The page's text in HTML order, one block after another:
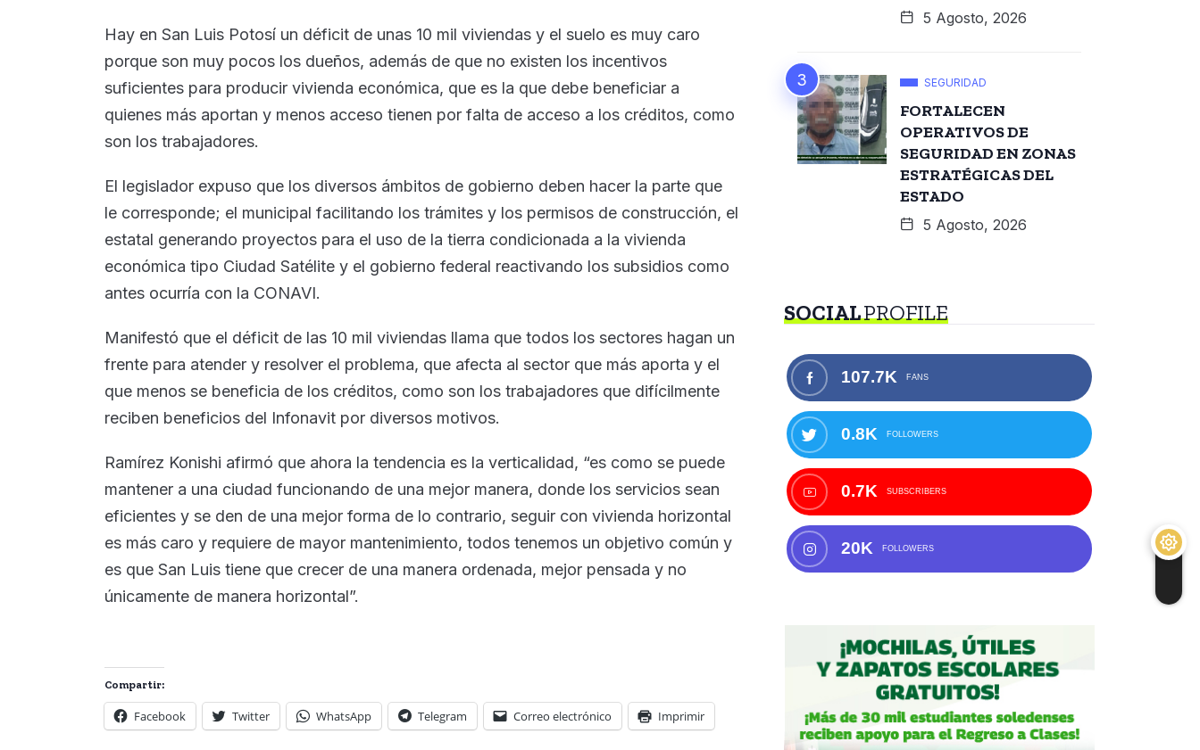
Hay en San Luis Potosí un déficit de unas 10 mil viviendas y el suelo es muy caro
porque son muy pocos los dueños, además de que no existen los incentivos
suficientes para producir vivienda económica, que es la que debe beneficiar a
quienes más aportan y menos acceso tienen por falta de acceso a los créditos, como
son los trabajadores.
El legislador expuso que los diversos ámbitos de gobierno deben hacer la parte que
le corresponde; el municipal facilitando los trámites y los permisos de construcción, el
estatal generando proyectos para el uso de la tierra condicionada a la vivienda
económica tipo Ciudad Satélite y el gobierno federal reactivando los subsidios como
antes ocurría con la CONAVI.
Manifestó que el déficit de las 10 mil viviendas llama que todos los sectores hagan un
frente para atender y resolver el problema, que afecta al sector que más aporta y el
que menos se beneficia de los créditos, como son los trabajadores que difícilmente
reciben beneficios del Infonavit por diversos motivos.
Ramírez Konishi afirmó que ahora la tendencia es la verticalidad, “es como se puede
mantener a una ciudad funcionando de una mejor manera, donde los servicios sean
eficientes y se den de una mejor forma de lo contrario, seguir con vivienda horizontal
es más caro y requiere de mayor mantenimiento, todos tenemos un objetivo común y
es que San Luis tiene que crecer de una manera ordenada, mejor pensada y no
únicamente de manera horizontal”.
Compartir:
Facebook Twitter WhatsApp Telegram Correo electrónico Imprimir
5 Agosto, 2026
SEGURIDAD
FORTALECEN
OPERATIVOS DE
SEGURIDAD EN ZONAS
ESTRATÉGICAS DEL
ESTADO
5 Agosto, 2026
SOCIALPROFILE
107.7K FANS
0.8K FOLLOWERS
0.7K SUBSCRIBERS
20K FOLLOWERS